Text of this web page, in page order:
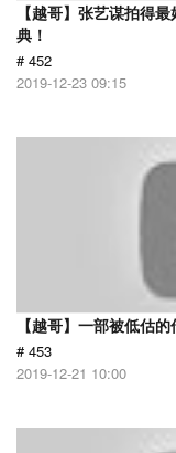
【越哥】张艺谋拍得
典！
# 452
2019-12-23 09:15
【越哥】一部被低估
# 453
2019-12-21 10:00